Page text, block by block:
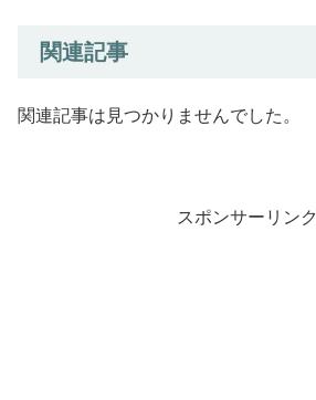
関連記事
関連記事は見つかりませんでした。
スポンサーリンク